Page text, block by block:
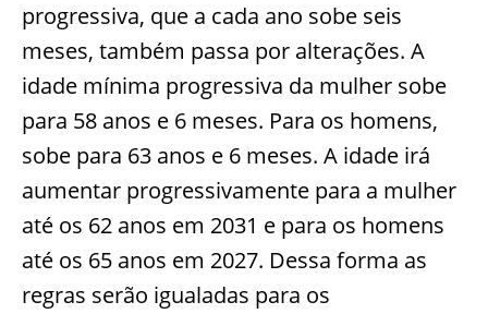
progressiva, que a cada ano sobe seis
meses, também passa por alterações. A
idade mínima progressiva da mulher sobe
para 58 anos e 6 meses. Para os homens,
sobe para 63 anos e 6 meses. A idade irá
aumentar progressivamente para a mulher
até os 62 anos em 2031 e para os homens
até os 65 anos em 2027. Dessa forma as
regras serão igualadas para os